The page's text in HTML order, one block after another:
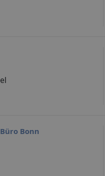
Bonn